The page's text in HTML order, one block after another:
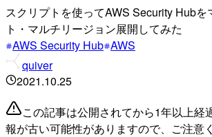
スクリプトを使ってAWS Security Hubを
ト・マルチリージョン展開してみた
AWS Security Hub AWS
quiver
2021.10.25
この記事は公開されてから1年以上経
報が古い可能性がありますので、ご注意